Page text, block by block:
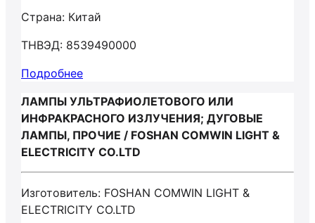
Страна: Китай
ТНВЭД: 8539490000
Подробнее
ЛАМПЫ УЛЬТРАФИОЛЕТОВОГО ИЛИ
ИНФРАКРАСНОГО ИЗЛУЧЕНИЯ; ДУГОВЫЕ
ЛАМПЫ, ПРОЧИЕ / FOSHAN COMWIN LIGHT &
ELECTRICITY CO.LTD
Изготовитель: FOSHAN COMWIN LIGHT &
ELECTRICITY CO.LTD